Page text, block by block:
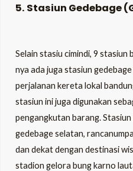
5. Stasiun Gedebage
Selain stasiu cimindi, 9
nya ada juga stasiun
perjalanan kereta lokal
stasiun ini juga digunakan
pengangkutan barang.
gedebage selatan,
dan dekat dengan destinasi
stadion gelora bung karno